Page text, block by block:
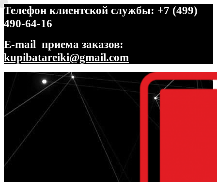
Телефон клиентской службы: +7 (499)
490-64-16
E-mail приема заказов:
kupibatareiki@gmail.com
Перейти
навигации
Перейти
содержимому